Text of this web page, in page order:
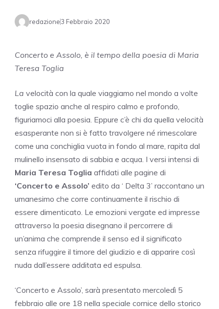
redazione3 Febbraio 2020
Concerto e Assolo, è il tempo della poesia di Maria
Teresa Toglia
La velocità con la quale viaggiamo nel mondo a volte
toglie spazio anche al respiro calmo e profondo,
figuriamoci alla poesia. Eppure c’è chi da quella velocità
esasperante non si è fatto travolgere né rimescolare
come una conchiglia vuota in fondo al mare, rapita dal
mulinello insensato di sabbia e acqua. I versi intensi di
Maria Teresa Toglia affidati alle pagine di
‘Concerto e Assolo’ edito da ‘ Delta 3’ raccontano un
umanesimo che corre continuamente il rischio di
essere dimenticato. Le emozioni vergate ed impresse
attraverso la poesia disegnano il percorrere di
un’anima che comprende il senso ed il significato
senza rifuggire il timore del giudizio e di apparire così
nuda dall’essere additata ed espulsa.
‘Concerto e Assolo’, sarà presentato mercoledì 5
febbraio alle ore 18 nella speciale cornice dello storico